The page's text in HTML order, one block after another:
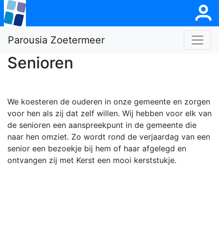
Parousia Zoetermeer
Senioren
We koesteren de ouderen in onze gemeente en zorgen
voor hen als zij dat zelf willen. Wij hebben voor elk van
de senioren een aanspreekpunt in de gemeente die
naar hen omziet. Zo wordt rond de verjaardag van een
senior een bezoekje bij hem of haar afgelegd en
ontvangen zij met Kerst een mooi kerststukje.